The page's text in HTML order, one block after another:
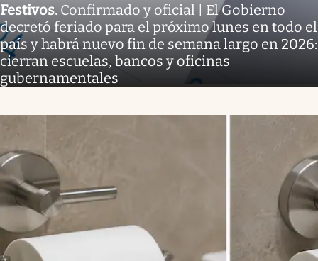
Festivos. Confirmado y oficial | El Gobierno
decretó feriado para el próximo lunes en todo el
país y habrá nuevo fin de semana largo en 2026:
cierran escuelas, bancos y oficinas
gubernamentales